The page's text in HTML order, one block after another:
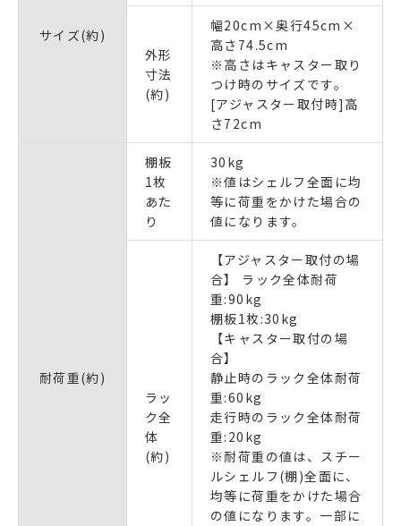
サイズ(約)
外形
寸法
(約)
幅20cm×奥行45cm×
高さ74.5cm
※高さはキャスター取り
つけ時のサイズです。
[アジャスター取付時]高
さ72cm
耐荷重(約)
棚板
1枚
あた
り
30kg
※値はシェルフ全面に均
等に荷重をかけた場合の
値になります。
ラッ
ク全
体
(約)
【アジャスター取付の場
合】 ラック全体耐荷
重:90kg
棚板1枚:30kg
【キャスター取付の場
合】
静止時のラック全体耐荷
重:60kg
走行時のラック全体耐荷
重:20kg
※耐荷重の値は、スチー
ルシェルフ(棚)全面に、
均等に荷重をかけた場合
の値になります。一部に